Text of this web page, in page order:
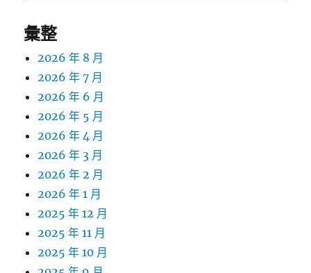
彙整
2026 年 8 月
2026 年 7 月
2026 年 6 月
2026 年 5 月
2026 年 4 月
2026 年 3 月
2026 年 2 月
2026 年 1 月
2025 年 12 月
2025 年 11 月
2025 年 10 月